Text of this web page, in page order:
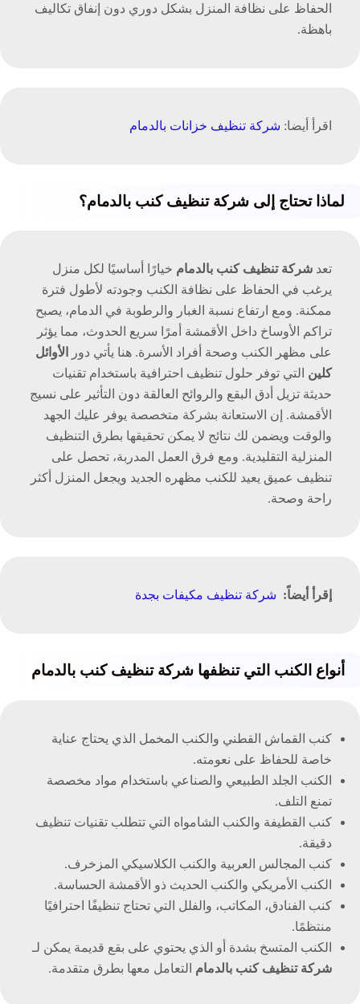
الحفاظ على نظافة المنزل بشكل دوري دون إنفاق تكاليف
باهظة.
اقرأ أيضا: شركة تنظيف خزانات بالدمام
لماذا تحتاج إلى شركة تنظيف كنب بالدمام؟
تعد شركة تنظيف كنب بالدمام خيارًا أساسيًا لكل منزل
يرغب في الحفاظ على نظافة الكنب وجودته لأطول فترة
ممكنة. ومع ارتفاع نسبة الغبار والرطوبة في الدمام، يصبح
تراكم الأوساخ داخل الأقمشة أمرًا سريع الحدوث، مما يؤثر
على مظهر الكنب وصحة أفراد الأسرة. هنا يأتي دور
الأوائل
كلين التي توفر حلول تنظيف احترافية باستخدام تقنيات
حديثة تزيل أدق البقع والروائح العالقة دون التأثير على نسيج
الأقمشة. إن الاستعانة بشركة متخصصة يوفر عليك الجهد
والوقت ويضمن لك نتائج لا يمكن تحقيقها بطرق التنظيف
المنزلية التقليدية. ومع فرق العمل المدربة، تحصل على
تنظيف عميق يعيد للكنب مظهره الجديد ويجعل المنزل أكثر
راحة وصحة.
إقرأ أيضاً: شركة تنظيف مكيفات بجدة
أنواع الكنب التي تنظفها شركة تنظيف كنب بالدمام
كنب القماش القطني والكنب المخمل الذي يحتاج عناية
خاصة للحفاظ على نعومته.
الكنب الجلد الطبيعي والصناعي باستخدام مواد مخصصة
تمنع التلف.
كنب القطيفة والكنب الشامواه التي تتطلب تقنيات تنظيف
دقيقة.
كنب المجالس العربية والكنب الكلاسيكي المزخرف.
الكنب الأمريكي والكنب الحديث ذو الأقمشة الحساسة.
كنب الفنادق، المكاتب، والفلل التي تحتاج تنظيفًا احترافيًا
منتظمًا.
الكنب المتسخ بشدة أو الذي يحتوي على بقع قديمة يمكن لـ
شركة تنظيف كنب بالدمام التعامل معها بطرق متقدمة.